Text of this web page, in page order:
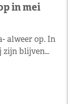
in mei
alweer op. In
zijn blijven…